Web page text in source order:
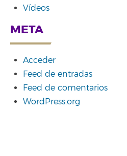
Vídeos
META
Acceder
Feed de entradas
Feed de comentarios
WordPress.org